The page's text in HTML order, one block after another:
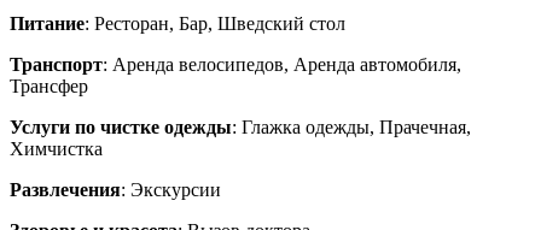
Питание: Ресторан, Бар, Шведский стол
Транспорт: Аренда велосипедов, Аренда автомобиля,
Трансфер
Услуги по чистке одежды: Глажка одежды, Прачечная,
Химчистка
Развлечения: Экскурсии